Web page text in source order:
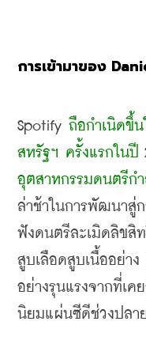
การเข้ามาของ
Spotify ถือกำเนิดขึ้
สหรัฐฯ ครั้งแรกในปี
อุตสาหกรรมดนตรีก
ล่าช้าในการพัฒนาสู่
ฟังดนตรีละเมิดลิขสิ
สูบเลือดสูบเนื้ออย่าง
อย่างรุนแรงจากที่เค
นิยมแผ่นซีดีช่วงปลา